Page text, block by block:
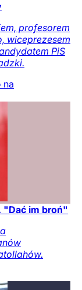
profesorem
wiceprezesem
PiS
na
"Dać im broń"